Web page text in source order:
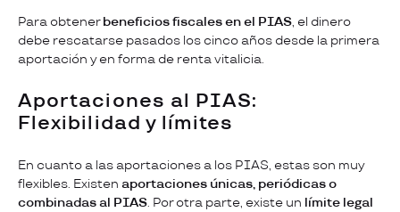
Para obtenerbeneficios fiscales en el PIAS, el dinero
debe rescatarse pasados los cinco años desde la primera
aportación y en forma de renta vitalicia.
Aportaciones al PIAS:
Flexibilidad y límites
En cuanto a las aportaciones a los PIAS, estas son muy
flexibles. Existen aportaciones únicas, periódicas o
combinadas al PIAS. Por otra parte, existe un límite legal